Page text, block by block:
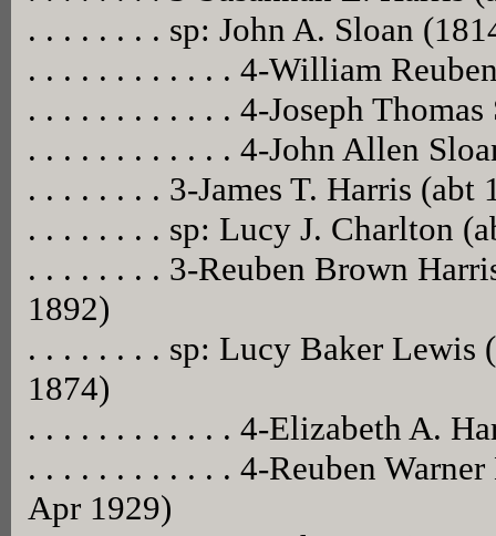
. . . . . . . . sp: John A. Sloan
. . . . . . . . . . . . 4-William
. . . . . . . . . . . . 4-Joseph
. . . . . . . . . . . . 4-John Allen
. . . . . . . . 3-James T. Harris (abt
. . . . . . . . sp: Lucy J. Charlton
. . . . . . . . 3-Reuben Brown
1892)
. . . . . . . . sp: Lucy Baker Lewis
1874)
. . . . . . . . . . . . 4-Elizabeth A.
. . . . . . . . . . . . 4-Reuben
Apr 1929)